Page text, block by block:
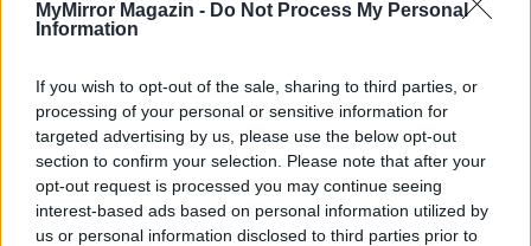
MyMirror Magazin - Do Not Process My Personal
Information
If you wish to opt-out of the sale, sharing to third parties, or
processing of your personal or sensitive information for
targeted advertising by us, please use the below opt-out
section to confirm your selection. Please note that after your
opt-out request is processed you may continue seeing
interest-based ads based on personal information utilized by
us or personal information disclosed to third parties prior to